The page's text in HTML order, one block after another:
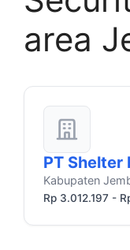
area
PT Shelter
Kabupaten
Rp 3.012.197 -